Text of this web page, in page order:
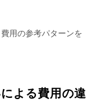
用の参考パターンを
よる費用の違